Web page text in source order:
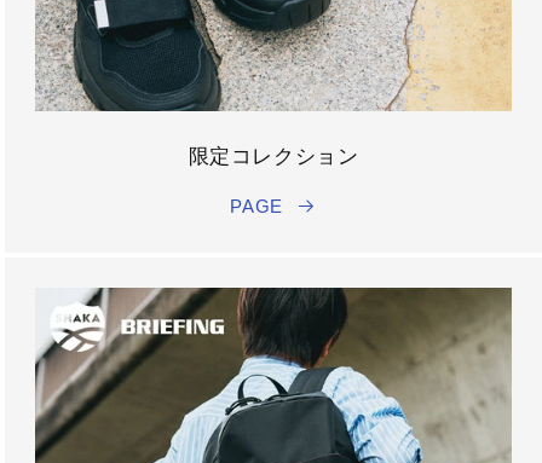
限定コレクション
PAGE